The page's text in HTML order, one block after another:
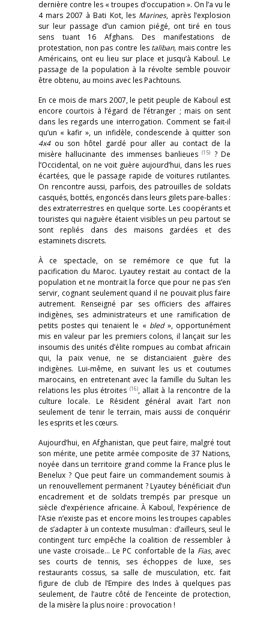
dernière contre les « troupes d’occupation ». On l’a vu le
4 mars 2007 à Bati Kot, les Marines, après l’explosion
sur leur passage d’un camion piégé, ont tiré en tous
sens tuant 16 Afghans. Des manifestations de
protestation, non pas contre les taliban, mais contre les
Américains, ont eu lieu sur place et jusqu’à Kaboul. Le
passage de la population à la révolte semble pouvoir
être obtenu, au moins avec les Pachtouns.
En ce mois de mars 2007, le petit peuple de Kaboul est
encore courtois à l’égard de l’étranger ; mais on sent
dans les regards une interrogation. Comment se fait-il
qu’un « kafir », un infidèle, condescende à quitter son
4x4 ou son hôtel gardé pour aller au contact de la
misère hallucinante des immenses banlieues(15) ? De
l’Occidental, on ne voit guère aujourd’hui, dans les rues
écartées, que le passage rapide de voitures rutilantes.
On rencontre aussi, parfois, des patrouilles de soldats
casqués, bottés, engoncés dans leurs gilets pare-balles :
des extraterrestres en quelque sorte. Les coopérants et
touristes qui naguère étaient visibles un peu partout se
sont repliés dans des maisons gardées et des
estaminets discrets.
À ce spectacle, on se remémore ce que fut la
pacification du Maroc. Lyautey restait au contact de la
population et ne montrait la force que pour ne pas s’en
servir, cognant seulement quand il ne pouvait plus faire
autrement. Renseigné par ses officiers des affaires
indigènes, ses administrateurs et une ramification de
petits postes qui tenaient le « bled », opportunément
mis en valeur par les premiers colons, il lançait sur les
insoumis des unités d’élite rompues au combat africain
qui, la paix venue, ne se distanciaient guère des
indigènes. Lui-même, en suivant les us et coutumes
marocains, en entretenant avec la famille du Sultan les
relations les plus étroites (16), allait à la rencontre de la
culture locale. Le Résident général avait l’art non
seulement de tenir le terrain, mais aussi de conquérir
les esprits et les cœurs.
Aujourd’hui, en Afghanistan, que peut faire, malgré tout
son mérite, une petite armée composite de 37 Nations,
noyée dans un territoire grand comme la France plus le
Benelux ? Que peut faire un commandement soumis à
un renouvellement permanent ? Lyautey bénéficiait d’un
encadrement et de soldats trempés par presque un
siècle d’expérience africaine. À Kaboul, l’expérience de
l’Asie n’existe pas et encore moins les troupes capables
de s’adapter à un contexte musulman : d’ailleurs, seul le
contingent turc empêche la coalition de ressembler à
une vaste croisade… Le PC confortable de la Fias, avec
ses courts de tennis, ses échoppes de luxe, ses
restaurants cossus, sa salle de musculation, etc. fait
figure de club de l’Empire des Indes à quelques pas
seulement, de l’autre côté de l’enceinte de protection,
de la misère la plus noire : provocation !